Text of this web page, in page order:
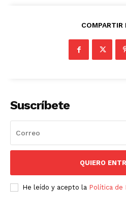
COMPARTIR
Suscríbete
QUIERO
He leído y acepto la Política de